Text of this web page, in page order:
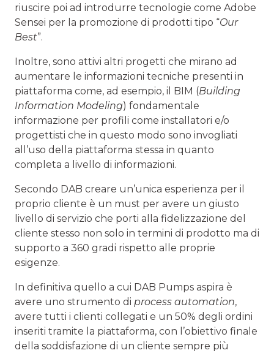
riuscire poi ad introdurre tecnologie come Adobe
Sensei per la promozione di prodotti tipo “Our
Best”.
Inoltre, sono attivi altri progetti che mirano ad
aumentare le informazioni tecniche presenti in
piattaforma come, ad esempio, il BIM (Building
Information Modeling) fondamentale
informazione per profili come installatori e/o
progettisti che in questo modo sono invogliati
all’uso della piattaforma stessa in quanto
completa a livello di informazioni.
Secondo DAB creare un’unica esperienza per il
proprio cliente è un must per avere un giusto
livello di servizio che porti alla fidelizzazione del
cliente stesso non solo in termini di prodotto ma di
supporto a 360 gradi rispetto alle proprie
esigenze.
In definitiva quello a cui DAB Pumps aspira è
avere uno strumento di process automation,
avere tutti i clienti collegati e un 50% degli ordini
inseriti tramite la piattaforma, con l’obiettivo finale
della soddisfazione di un cliente sempre più